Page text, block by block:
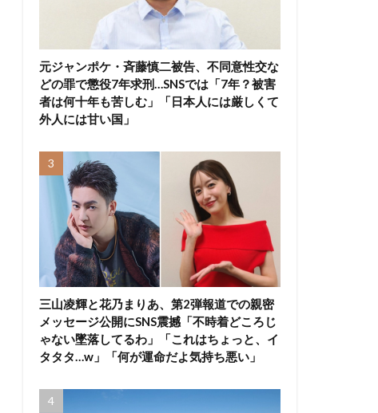
元ジャンポケ・斉藤慎二被告、不同意性交な
どの罪で懲役7年求刑…SNSでは「7年？被害
者は何十年も苦しむ」「日本人には厳しくて
外人には甘い国」
三山凌輝と花乃まりあ、第2弾報道での親密
メッセージ公開にSNS震撼「不時着どころじ
ゃない墜落してるわ」「これはちょっと、イ
タタタ…w」「何が運命だよ気持ち悪い」